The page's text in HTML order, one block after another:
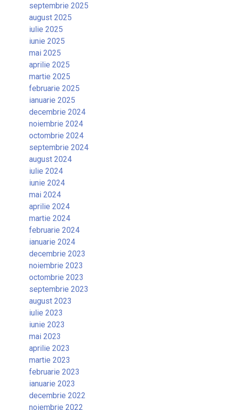
septembrie 2025
august 2025
iulie 2025
iunie 2025
mai 2025
aprilie 2025
martie 2025
februarie 2025
ianuarie 2025
decembrie 2024
noiembrie 2024
octombrie 2024
septembrie 2024
august 2024
iulie 2024
iunie 2024
mai 2024
aprilie 2024
martie 2024
februarie 2024
ianuarie 2024
decembrie 2023
noiembrie 2023
octombrie 2023
septembrie 2023
august 2023
iulie 2023
iunie 2023
mai 2023
aprilie 2023
martie 2023
februarie 2023
ianuarie 2023
decembrie 2022
noiembrie 2022